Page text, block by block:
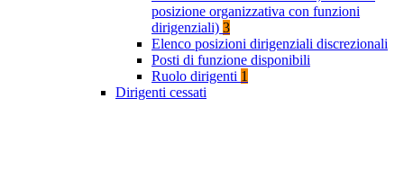
posizione organizzativa con funzioni
dirigenziali) 3
Elenco posizioni dirigenziali discrezionali
Posti di funzione disponibili
Ruolo dirigenti 1
Dirigenti cessati